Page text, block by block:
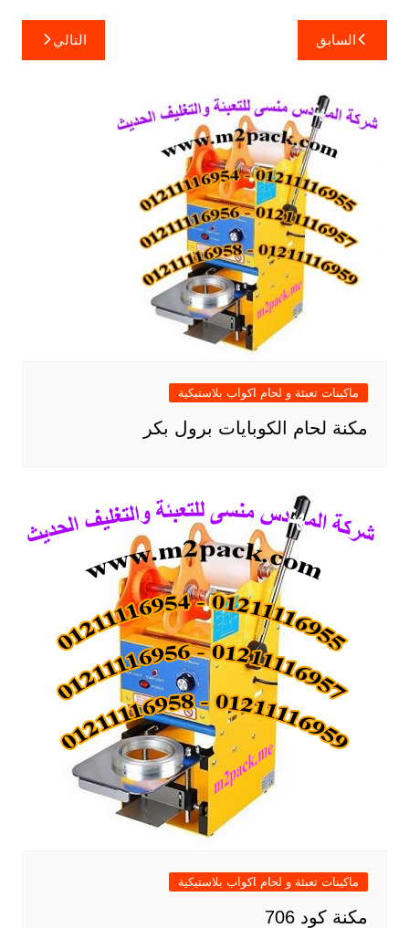
تصفّح
المقالات
السابق التالي
ماكينات تعبئة و لحام اكواب بلاستيكية
مكنة لحام الكوبايات برول بكر
ماكينات تعبئة و لحام اكواب بلاستيكية
مكنة كود 706